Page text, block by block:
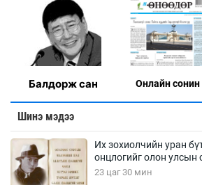
Балдорж сан Онлaйн сонин
Шинэ мэдээ
Их зохиолчийн уран
онцлогийг олон улсын
23 цаг 30 мин